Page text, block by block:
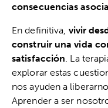
consecuencias
En definitiva, vivir
construir una vida
satisfacción . La
explorar estas
nos ayuden a
Aprender a ser